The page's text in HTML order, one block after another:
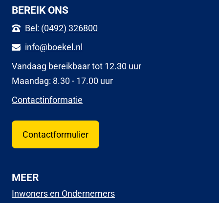
BEREIK ONS
Bel: (0492) 326800
info@boekel.nl
Vandaag bereikbaar tot 12.30 uur
Maandag: 8.30 - 17.00 uur
Contactinformatie
Contactformulier
MEER
Inwoners en Ondernemers